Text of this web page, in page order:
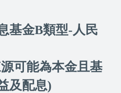
基金B類型-人民
可能為本金且基
及配息)